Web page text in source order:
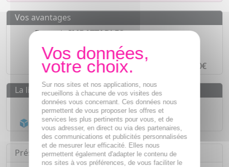
Vos avantages
Des prixIMBATTABLES
Paiement en ligneSÉCURISÉ
Paiement en 4 fois sans frais à partir de 30€
La livraison
Livraison gratuite dès 55€
Acheminement Chronoposten 24h*
Présentation
Sur nos sites et nos applications, nous
recueillons à chacune de vos visites des
données vous concernant. Ces données nous
permettent de vous proposer les offres et
services les plus pertinents pour vous, et de
vous adresser, en direct ou via des partenaires,
des communications et publicités personnalisées
et de mesurer leur efficacité. Elles nous
permettent également d'adapter le contenu de
nos sites à vos préférences, de vous faciliter le